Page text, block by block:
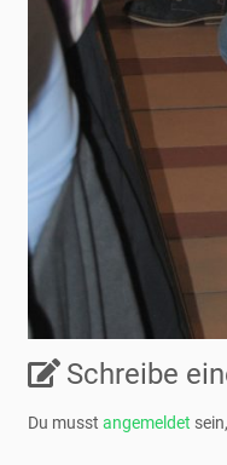
Schreibe
Du musst angemeldet